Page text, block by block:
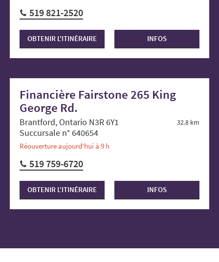
519 821-2520
OBTENIR L'ITINÉRAIRE INFOS
Financière Fairstone 265 King
George Rd.
32.8 km
Brantford, Ontario N3R 6Y1
Succursale n° 640654
Réouverture aujourd'hui à 9 h
519 759-6720
OBTENIR L'ITINÉRAIRE INFOS